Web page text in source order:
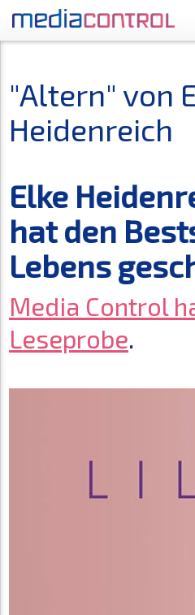
"Altern" von
Heidenreich
Elke
hat den
Lebens
Media Control
Leseprobe.